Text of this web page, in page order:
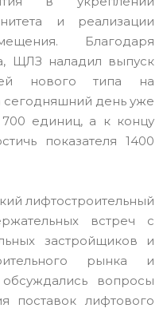
и реализации
Благодаря
ЩЛЗ наладил выпуск
нового типа на
день уже
единиц, а к концу
показателя 1400
лифтостроительный
встреч с
застройщиков и
рынка и
вопросы
поставок лифтового